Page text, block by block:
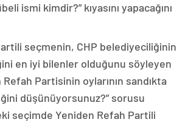
ismi kimdir?” kıyasını yapacağını
seçmenin, CHP belediyeciliğinin
en iyi bilenler olduğunu söyleyen
Partisinin oylarının sandıkta
düşünüyorsunuz?” sorusu
seçimde Yeniden Refah Partili